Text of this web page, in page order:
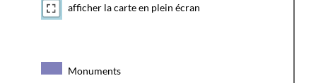
afficher la carte en plein écran
Monuments